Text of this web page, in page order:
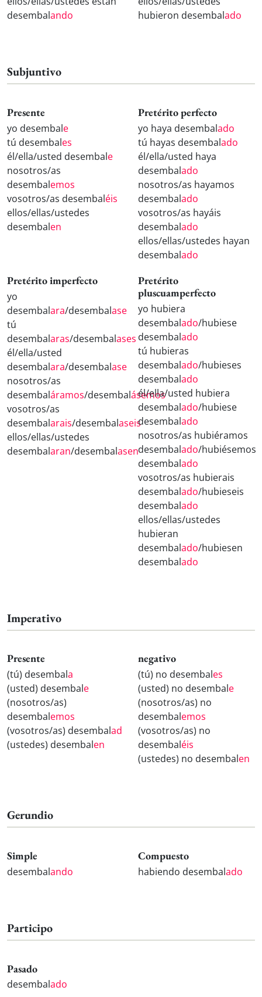
desembalando
hubieron desembalado
Subjuntivo
Presente
yo desembale
tú desembales
él/ella/usted desembale
nosotros/as
desembalemos
vosotros/as desembaléis
ellos/ellas/ustedes
desembalen
Pretérito perfecto
yo haya desembalado
tú hayas desembalado
él/ella/usted haya
desembalado
nosotros/as hayamos
desembalado
vosotros/as hayáis
desembalado
ellos/ellas/ustedes hayan
desembalado
Pretérito imperfecto
yo
desembalara/desembalase
tú
desembalaras/desembalases
él/ella/usted
desembalara/desembalase
nosotros/as
desembaláramos/desembalásemos
vosotros/as
desembalarais/desembalaseis
ellos/ellas/ustedes
desembalaran/desembalasen
Pretérito
pluscuamperfecto
yo hubiera
desembalado/hubiese
desembalado
tú hubieras
desembalado/hubieses
desembalado
él/ella/usted hubiera
desembalado/hubiese
desembalado
nosotros/as hubiéramos
desembalado/hubiésemos
desembalado
vosotros/as hubierais
desembalado/hubieseis
desembalado
ellos/ellas/ustedes
hubieran
desembalado/hubiesen
desembalado
Imperativo
Presente
(tú) desembala
(usted) desembale
(nosotros/as)
desembalemos
(vosotros/as) desembalad
(ustedes) desembalen
negativo
(tú) no desembales
(usted) no desembale
(nosotros/as) no
desembalemos
(vosotros/as) no
desembaléis
(ustedes) no desembalen
Gerundio
Simple
desembalando
Compuesto
habiendo desembalado
Participo
Pasado
desembalado